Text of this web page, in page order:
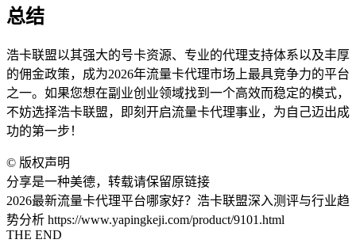
总结
浩卡联盟以其强大的号卡资源、专业的代理支持体系以及丰厚
的佣金政策，成为2026年流量卡代理市场上最具竞争力的平台
之一。如果您想在副业创业领域找到一个高效而稳定的模式，
不妨选择浩卡联盟，即刻开启流量卡代理事业，为自己迈出成
功的第一步！
© 版权声明
分享是一种美德，转载请保留原链接
2026最新流量卡代理平台哪家好？浩卡联盟深入测评与行业趋
势分析 https://www.yapingkeji.com/product/9101.html
THE END